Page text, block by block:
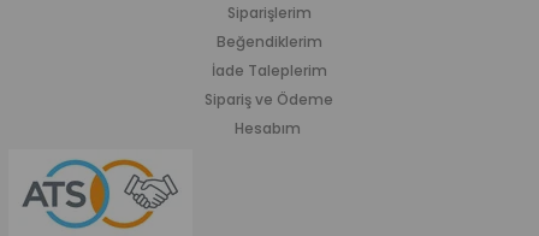
Siparişlerim
Beğendiklerim
İade Taleplerim
Sipariş ve Ödeme
Hesabım